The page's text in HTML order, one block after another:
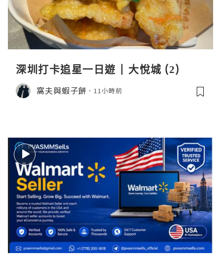
深圳打卡追星一日遊 | 大悅城 (2)
窩夫與蝦子餅 11小時前